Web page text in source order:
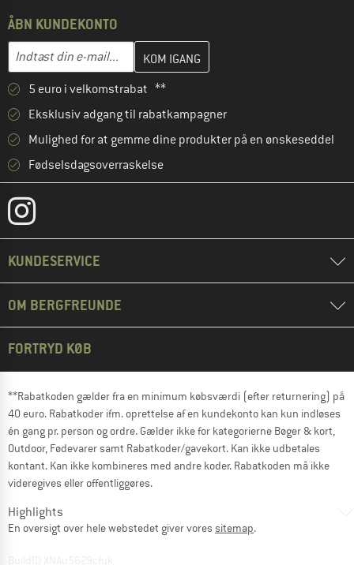
ÅBN KUNDEKONTO
E-mail-adresse
Indtast din e-mailadresse her, og opret i næste trin din
5 euro i velkomstrabat **
Eksklusiv adgang til rabatkampagner
Mulighed for at gemme dine produkter på en ønskeseddel
Fødselsdagsoverraskelse
KUNDESERVICE
OM BERGFREUNDE
FORTRYD KØB
**Rabatkoden gælder fra en minimum købsværdi (efter returnering) på
40 euro. Rabatkoder ifm. oprettelse af en kundekonto kan kun indløses
én gang pr. person og ordre. Gælder ikke for kategorierne Bøger & kort,
Outdoor, Fødevarer samt Rabatkoder/gavekort. Kan ikke udbetales
kontant. Kan ikke kombineres med andre koder. Rabatkoden må ikke
videregives eller offentliggøres.
Highlights
En oversigt over hele webstedet giver voressitemap.